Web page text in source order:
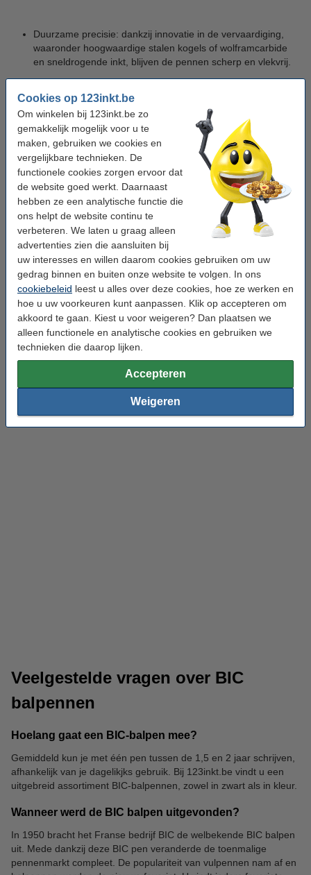
Cookies op 123inkt.be
Om winkelen bij 123inkt.be zo
gemakkelijk mogelijk voor u te
maken, gebruiken we cookies en
vergelijkbare technieken. De
functionele cookies zorgen ervoor dat
de website goed werkt. Daarnaast
hebben ze een analytische functie die
ons helpt de website continu te
verbeteren. We laten u graag alleen
advertenties zien die aansluiten bij
uw interesses en willen daarom cookies gebruiken om uw
gedrag binnen en buiten onze website te volgen. In ons
cookiebeleid leest u alles over deze cookies, hoe ze werken en
hoe u uw voorkeuren kunt aanpassen. Klik op accepteren om
akkoord te gaan. Kiest u voor weigeren? Dan plaatsen we
alleen functionele en analytische cookies en gebruiken we
technieken die daarop lijken.
Accepteren
Weigeren
Duurzame precisie: dankzij innovatie in de vervaardiging,
waaronder hoogwaardige stalen kogels of wolframcarbide
en sneldrogende inkt, blijven de pennen scherp en vlekvrij.
Transparante houder: u ziet eenvoudig wanneer de inkt
bijna op is, zodat u nooit verrast wordt.
Gemak en prijs: BIC combineert no-nonsense kwaliteit met
betaalbaarheid, ideaal voor wie goedkope BIC balpennen
zoekt zonder in te boeten op betrouwbaarheid.
Maak uw BIC balpennen bestelling
compleet
Post-it notes Agenda's
Veelgestelde vragen over BIC
balpennen
Hoelang gaat een BIC-balpen mee?
Gemiddeld kun je met één pen tussen de 1,5 en 2 jaar schrijven,
afhankelijk van je dagelikjks gebruik. Bij 123inkt.be vindt u een
uitgebreid assortiment BIC-balpennen, zowel in zwart als in kleur.
Wanneer werd de BIC balpen uitgevonden?
In 1950 bracht het Franse bedrijf BIC de welbekende BIC balpen
uit. Mede dankzij deze BIC pen veranderde de toenmalige
pennenmarkt compleet. De populariteit van vulpennen nam af en